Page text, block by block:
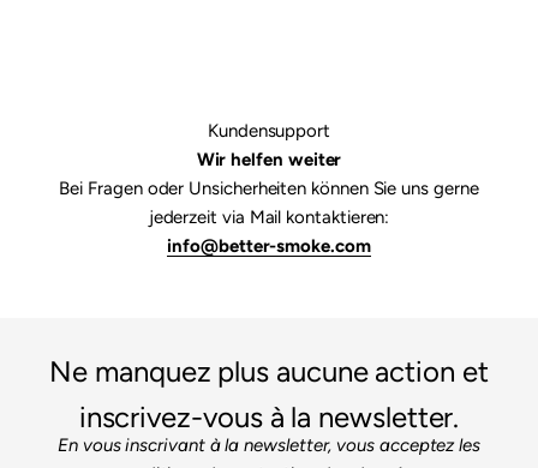
Kundensupport
Wir helfen weiter
Bei Fragen oder Unsicherheiten können Sie uns gerne
jederzeit via Mail kontaktieren:
info@better-smoke.com
Ne manquez plus aucune action et
inscrivez-vous à la newsletter.
En vous inscrivant à la newsletter, vous acceptez les